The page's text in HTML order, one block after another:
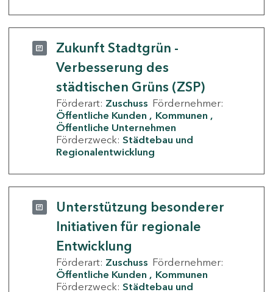
Zukunft Stadtgrün -
Verbesserung des
städtischen Grüns (ZSP)
Förderart: Zuschuss Fördernehmer:
Öffentliche Kunden
Kommunen
Öffentliche Unternehmen
Förderzweck: Städtebau und
Regionalentwicklung
Unterstützung besonderer
Initiativen für regionale
Entwicklung
Förderart: Zuschuss Fördernehmer:
Öffentliche Kunden
Kommunen
Förderzweck: Städtebau und